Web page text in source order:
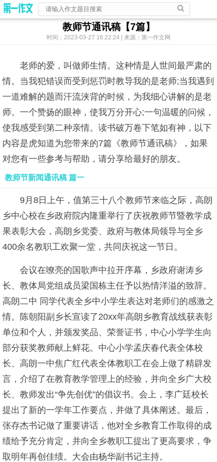
教师节通讯稿【7篇】
时间：2023-03-27 16:22:24 | 来源：第一作文网
老师的爱，叫做师生情。这种情是人世间最严肃的
情。当我犯错误而受到惩罚时教导我的是老师;当我遇到
一道难解的题而汗流浃背的时候，为我细心讲解的是老
师。一个赞扬的眼神，使我万分开心;一句温暖的问候，
使我感受到第二种亲情。读书破万卷下笔如有神，以下
内容是虎知道为您带来的7篇《教师节通讯稿》，如果
对您有一些参考与帮助，请分享给最好的朋友。
教师节新闻通讯稿 篇一
9月8日上午，值第三十八个教师节来临之际，高朗
乡中心校在乡政府院内隆重举行了庆祝教师节暨教学成
果表彰大会，高朗乡党委、政府与教体局领导与全乡
400余名教职工欢聚一堂，共同庆祝这一节日。
会议在嘹亮的国歌声中拉开序幕，乡政府谢涛乡
长、教体局党组成员梁国栋主任予以热情洋溢的致辞。
高朗二中 同学代表全乡中小学生表达对老师们的感激之
情。陈朝阳副乡长宣读了20xx年高朗乡教育战线获表彰
单位和个人，并颁发奖品、荣誉证书，中心小学学生向
部分获奖教师献上鲜花。中心小学孟庆春代表全体校
长、高朗一中焦广红代表全体教职工在会上做了精辟发
言，介绍了在教育教学管理上的经验，并向全乡广大校
长、教师发出“争先创优”的倡议书。会上，李广廷校长
提出了新的一学年工作要点，并做了具体阐述。最后，
张存杰书记做了重要讲话，他对全乡教育工作取得的成
绩给予充分肯定，并向全乡教职工提出了更高要求，争
取明年再创佳绩。大会由杨华副书记主持。